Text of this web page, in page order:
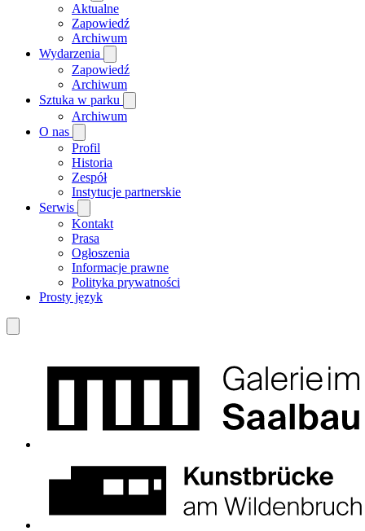
Aktualne
Zapowiedź
Archiwum
Wydarzenia
Zapowiedź
Archiwum
Sztuka w parku
Archiwum
O nas
Profil
Historia
Zespół
Instytucje partnerskie
Serwis
Kontakt
Prasa
Ogłoszenia
Informacje prawne
Polityka prywatności
Prosty język